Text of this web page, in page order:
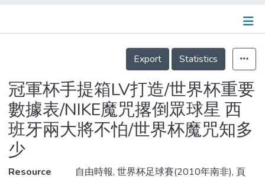
Statistics
Details
Export
Statistics
冠軍杯手提箱LV打造/世界杯重要
數據表/NIKE魔咒撂倒眾球星 西
班牙兩大將不怕/世界杯魔咒知多
少
Resource
自由時報, 世界杯足球賽(2010年南非), 頁